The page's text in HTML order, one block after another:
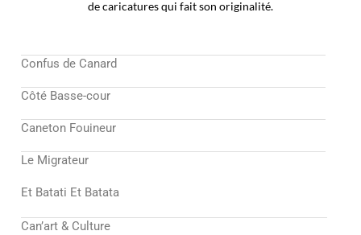
de caricatures qui fait son originalité.
Confus de Canard
Côté Basse-cour
Caneton Fouineur
Le Migrateur
Et Batati Et Batata
Can’art & Culture